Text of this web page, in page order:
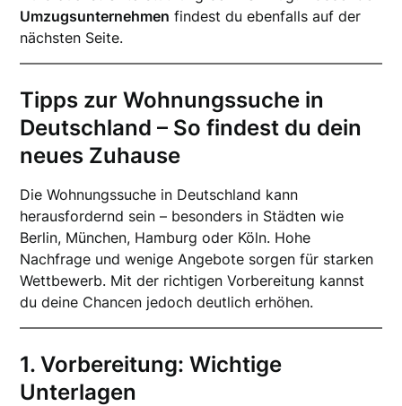
Umzugsunternehmen findest du ebenfalls auf der
nächsten Seite.
Tipps zur Wohnungssuche in
Deutschland – So findest du dein
neues Zuhause
Die Wohnungssuche in Deutschland kann
herausfordernd sein – besonders in Städten wie
Berlin, München, Hamburg oder Köln. Hohe
Nachfrage und wenige Angebote sorgen für starken
Wettbewerb. Mit der richtigen Vorbereitung kannst
du deine Chancen jedoch deutlich erhöhen.
1. Vorbereitung: Wichtige
Unterlagen